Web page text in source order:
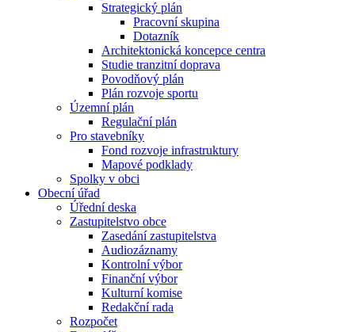
Strategický plán
Pracovní skupina
Dotazník
Architektonická koncepce centra
Studie tranzitní doprava
Povodňový plán
Plán rozvoje sportu
Územní plán
Regulační plán
Pro stavebníky
Fond rozvoje infrastruktury
Mapové podklady
Spolky v obci
Obecní úřad
Úřední deska
Zastupitelstvo obce
Zasedání zastupitelstva
Audiozáznamy
Kontrolní výbor
Finanční výbor
Kulturní komise
Redakční rada
Rozpočet